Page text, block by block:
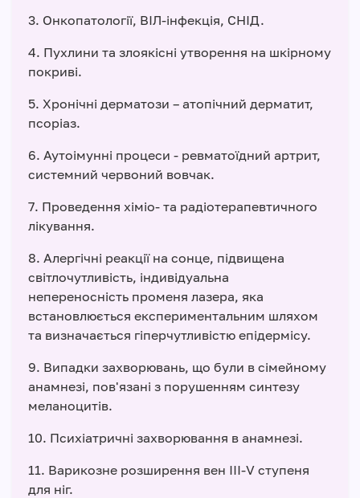
3. Онкопатології, ВІЛ-інфекція, СНІД.
4. Пухлини та злоякісні утворення на шкірному
покриві.
5. Хронічні дерматози – атопічний дерматит,
псоріаз.
6. Аутоімунні процеси - ревматоїдний артрит,
системний червоний вовчак.
7. Проведення хіміо- та радіотерапевтичного
лікування.
8. Алергічні реакції на сонце, підвищена
світлочутливість, індивідуальна
непереносність променя лазера, яка
встановлюється експериментальним шляхом
та визначається гіперчутливістю епідермісу.
9. Випадки захворювань, що були в сімейному
анамнезі, пов'язані з порушенням синтезу
меланоцитів.
10. Психіатричні захворювання в анамнезі.
11. Варикозне розширення вен ІІІ-V ступеня
для ніг.